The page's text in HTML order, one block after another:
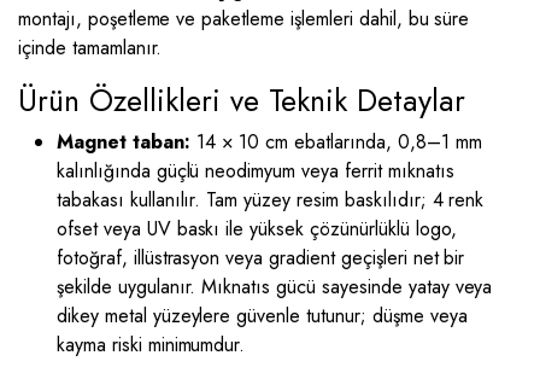
montajı, poşetleme ve paketleme işlemleri dahil, bu süre
içinde tamamlanır.
Ürün Özellikleri ve Teknik Detaylar
Magnet taban: 14 × 10 cm ebatlarında, 0,8–1 mm
kalınlığında güçlü neodimyum veya ferrit mıknatıs
tabakası kullanılır. Tam yüzey resim baskılıdır; 4 renk
ofset veya UV baskı ile yüksek çözünürlüklü logo,
fotoğraf, illüstrasyon veya gradient geçişleri net bir
şekilde uygulanır. Mıknatıs gücü sayesinde yatay veya
dikey metal yüzeylere güvenle tutunur; düşme veya
kayma riski minimumdur.